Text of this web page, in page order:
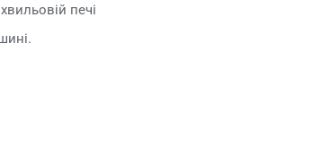
печі